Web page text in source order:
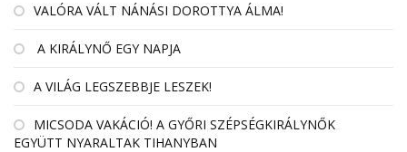
VALÓRA VÁLT NÁNÁSI DOROTTYA ÁLMA!
A KIRÁLYNŐ EGY NAPJA
A VILÁG LEGSZEBBJE LESZEK!
MICSODA VAKÁCIÓ! A GYŐRI SZÉPSÉGKIRÁLYNŐK
EGYÜTT NYARALTAK TIHANYBAN